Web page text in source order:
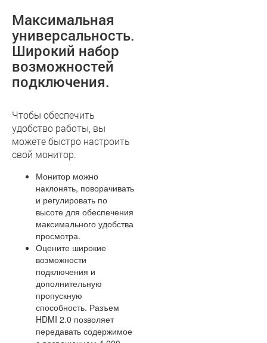
Максимальная
универсальность.
Широкий набор
возможностей
подключения.
Чтобы обеспечить
удобство работы, вы
можете быстро настроить
свой монитор.
Монитор можно
наклонять, поворачивать
и регулировать по
высоте для обеспечения
максимального удобства
просмотра.
Оцените широкие
возможности
подключения и
дополнительную
пропускную
способность. Разъем
HDMI 2.0 позволяет
передавать содержимое